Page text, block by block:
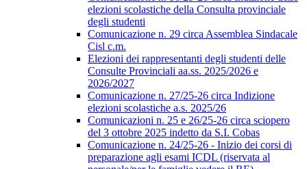
elezioni scolastiche della Consulta provinciale
degli studenti
Comunicazione n. 29 circa Assemblea Sindacale
Cisl c.m.
Elezioni dei rappresentanti degli studenti delle
Consulte Provinciali aa.ss. 2025/2026 e
2026/2027
Comunicazione n. 27/25-26 circa Indizione
elezioni scolastiche a.s. 2025/26
Comunicazioni n. 25 e 26/25-26 circa sciopero
del 3 ottobre 2025 indetto da S.I. Cobas
Comunicazione n. 24/25-26 - Inizio dei corsi di
preparazione agli esami ICDL (riservata al